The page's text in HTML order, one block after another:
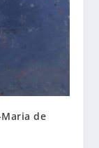
Maria de